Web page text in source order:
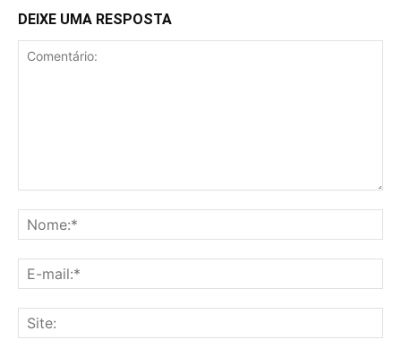
DEIXE UMA RESPOSTA